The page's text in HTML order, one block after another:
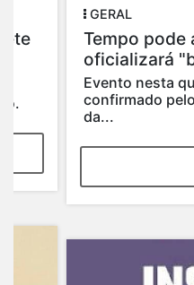
Tempo pode
oficializará "beijo"
Evento nesta quinta-
confirmado pelo